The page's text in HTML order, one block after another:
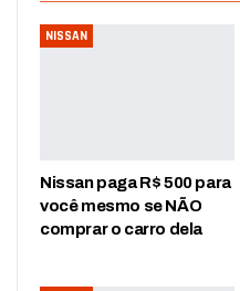
NISSAN
Nissan paga R$ 500 para
você mesmo se NÃO
comprar o carro dela